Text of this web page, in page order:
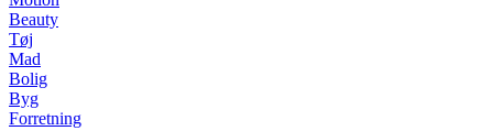
Beauty
Tøj
Mad
Bolig
Byg
Forretning